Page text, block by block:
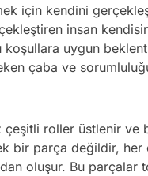
için kendini
insan
uygun
çaba ve
roller üstlenir ve
bir parça değildir,
oluşur. Bu parçalar